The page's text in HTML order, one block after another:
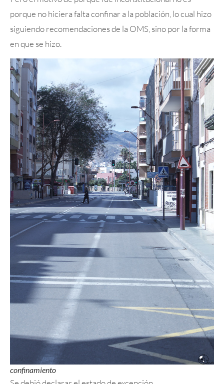
porque no hiciera falta confinar a la población, lo cual hizo
siguiendo recomendaciones de la OMS, sino por la forma
en que se hizo.
confinamiento